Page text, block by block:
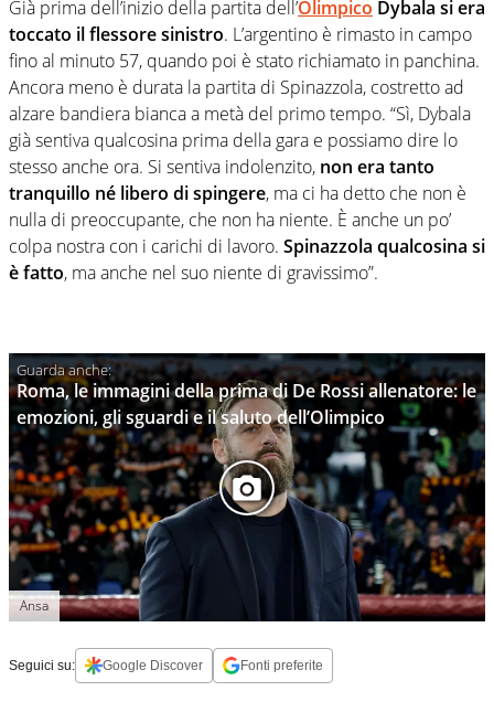
Già prima dell’inizio della partita dell’Olimpico Dybala si era
toccato il flessore sinistro. L’argentino è rimasto in campo
fino al minuto 57, quando poi è stato richiamato in panchina.
Ancora meno è durata la partita di Spinazzola, costretto ad
alzare bandiera bianca a metà del primo tempo. “Sì, Dybala
già sentiva qualcosina prima della gara e possiamo dire lo
stesso anche ora. Si sentiva indolenzito, non era tanto
tranquillo né libero di spingere, ma ci ha detto che non è
nulla di preoccupante, che non ha niente. È anche un po’
colpa nostra con i carichi di lavoro. Spinazzola qualcosina si
è fatto, ma anche nel suo niente di gravissimo”.
Roma, le immagini della prima di De Rossi allenatore: le
emozioni, gli sguardi e il saluto dell’Olimpico
Ansa
Seguici su: Google Discover Fonti preferite